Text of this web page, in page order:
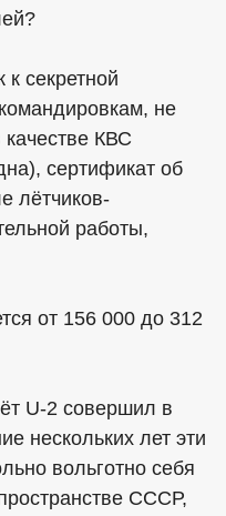
секретной
не
КВС
сертификат об
лётчиков-
работы,
от 156 000 до 312
U-2 совершил в
нескольких лет эти
вольготно себя
СССР,